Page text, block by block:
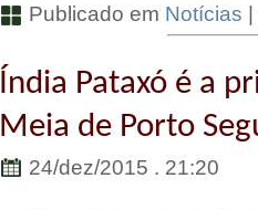
Publicado em Notícias
Índia Pataxó é a
Meia de Porto
24/dez/2015 . 21:20